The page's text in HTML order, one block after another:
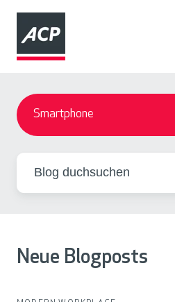
Smartphone
Neue Blogposts